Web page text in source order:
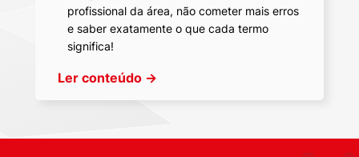
profissional da área, não cometer mais erros
e saber exatamente o que cada termo
significa!
Ler conteúdo →